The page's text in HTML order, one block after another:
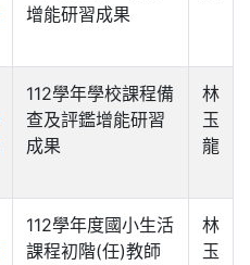
增能研習成果
112學年學校課程備
查及評鑑增能研習
成果
林
玉
龍
112學年度國小生活
課程初階(任)教師
林
玉